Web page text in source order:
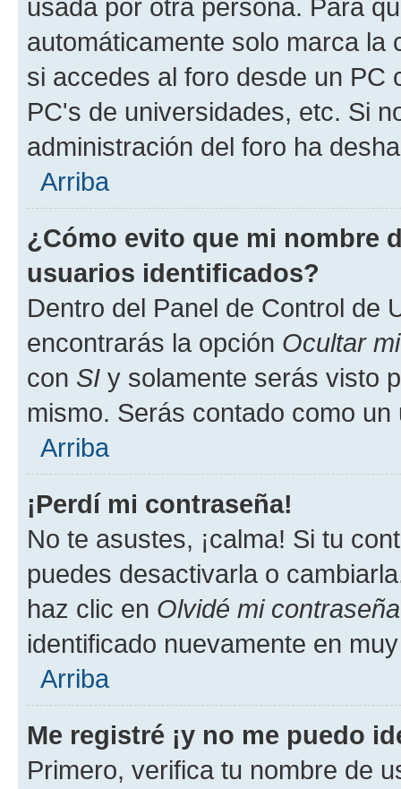
usada por otra persona. Para
automáticamente solo marca la
si accedes al foro desde un PC
PC's de universidades, etc. Si
administración del foro ha
Arriba
¿Cómo evito que mi nombre
usuarios identificados?
Dentro del Panel de Control de
encontrarás la opción Ocultar
con SI y solamente serás visto
mismo. Serás contado como un
Arriba
¡Perdí mi contraseña!
No te asustes, ¡calma! Si tu
puedes desactivarla o
haz clic en Olvidé mi contraseña
identificado nuevamente en
Arriba
Me registré ¡y no me puedo
Primero, verifica tu nombre de